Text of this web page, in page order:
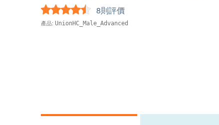
8則評價
產品: UnionHC_Male_Advanced